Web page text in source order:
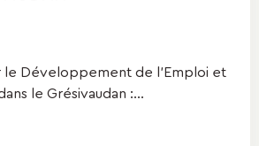
le Développement de l'Emploi et
le Grésivaudan :...